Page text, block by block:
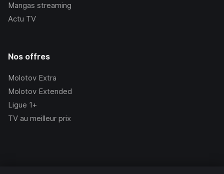
Mangas streaming
Actu TV
Nos offres
Molotov Extra
Molotov Extended
Ligue 1+
TV au meilleur prix